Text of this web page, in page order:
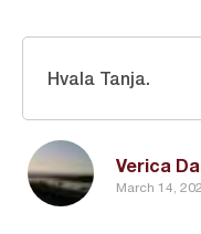
Verica
March 14,
Hvala Tanja.